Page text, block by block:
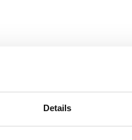
Details
wir langjährige